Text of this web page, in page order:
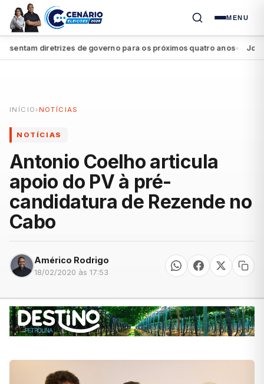
MENU
diretrizes de governo para os próximos quatro anos● João
INÍCIO ›NOTÍCIAS
NOTÍCIAS
Antonio Coelho articula
apoio do PV à pré-
candidatura de Rezende no
Cabo
Américo Rodrigo
18/02/2020 às 17:53